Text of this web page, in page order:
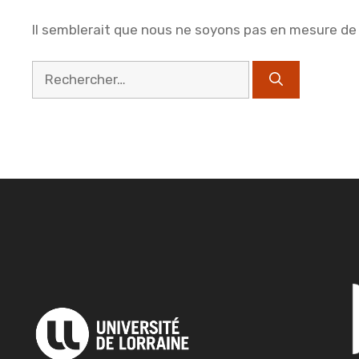
Il semblerait que nous ne soyons pas en mesure
Rechercher :